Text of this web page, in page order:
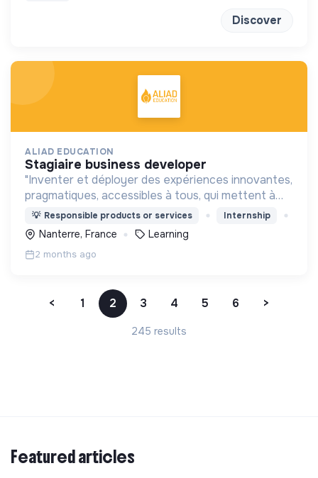
Discover
ALIAD EDUCATION
stagiaire business developer
"Inventer et déployer des expériences innovantes,
pragmatiques, accessibles à tous, qui mettent à
profit les sciences cognitives, et la créativité pour
dynamiser l’apprentissage et la découverte."
💡 Responsible products or services Internship
Nanterre, France Learning
2 months ago
< 1 2 3 4 5 6 >
245 results
Featured articles